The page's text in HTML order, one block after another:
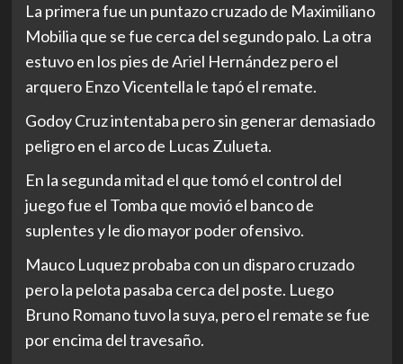
La primera fue un puntazo cruzado de Maximiliano
Mobilia que se fue cerca del segundo palo. La otra
estuvo en los pies de Ariel Hernández pero el
arquero Enzo Vicentella le tapó el remate.
Godoy Cruz intentaba pero sin generar demasiado
peligro en el arco de Lucas Zulueta.
En la segunda mitad el que tomó el control del
juego fue el Tomba que movió el banco de
suplentes y le dio mayor poder ofensivo.
Mauco Luquez probaba con un disparo cruzado
pero la pelota pasaba cerca del poste. Luego
Bruno Romano tuvo la suya, pero el remate se fue
por encima del travesaño.